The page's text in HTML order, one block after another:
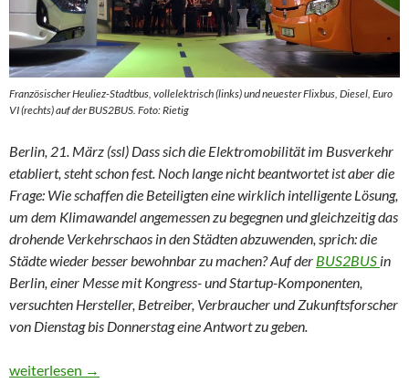
Französischer Heuliez-Stadtbus, vollelektrisch (links) und neuester Flixbus, Diesel, Euro
VI (rechts) auf der BUS2BUS. Foto: Rietig
Berlin, 21. März (ssl) Dass sich die Elektromobilität im Busverkehr
etabliert, steht schon fest. Noch lange nicht beantwortet ist aber die
Frage: Wie schaffen die Beteiligten eine wirklich intelligente Lösung,
um dem Klimawandel angemessen zu begegnen und gleichzeitig das
drohende Verkehrschaos in den Städten abzuwenden, sprich: die
Städte wieder besser bewohnbar zu machen? Auf der BUS2BUS in
Berlin, einer Messe mit Kongress- und Startup-Komponenten,
versuchten Hersteller, Betreiber, Verbraucher und Zukunftsforscher
von Dienstag bis Donnerstag eine Antwort zu geben.
15 Hackis und 15 Schlenkis
weiterlesen →